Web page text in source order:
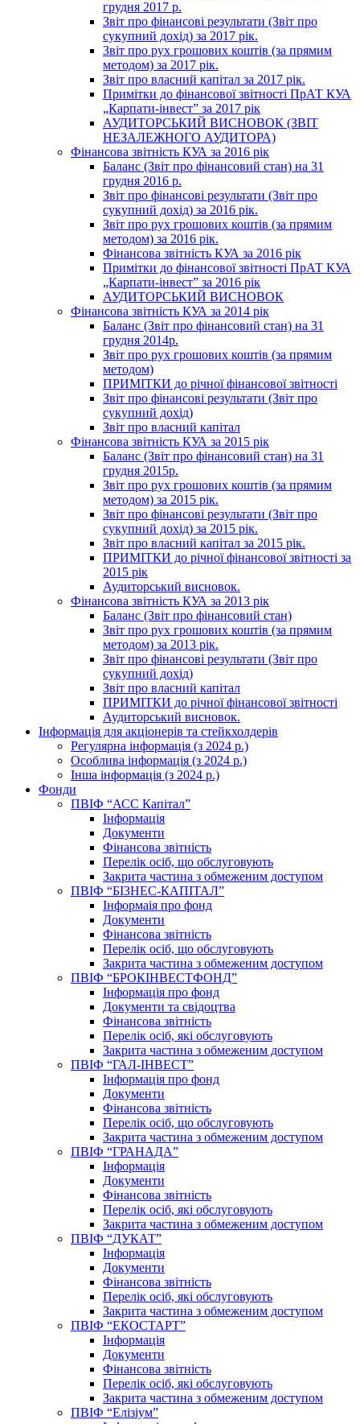
грудня 2017 р.
Звіт про фінансові результати (Звіт про
сукупний дохід) за 2017 рік.
Звіт про рух грошових коштів (за прямим
методом) за 2017 рік.
Звіт про власний капітал за 2017 рік.
Примітки до фінансової звітності ПрАТ КУА
„Карпати-інвест” за 2017 рік
АУДИТОРСЬКИЙ ВИСНОВОК (ЗВІТ
НЕЗАЛЕЖНОГО АУДИТОРА)
Фінансова звітність КУА за 2016 рік
Баланс (Звіт про фінансовий стан) на 31
грудня 2016 р.
Звіт про фінансові результати (Звіт про
сукупний дохід) за 2016 рік.
Звіт про рух грошових коштів (за прямим
методом) за 2016 рік.
Фінансова звітність КУА за 2016 рік
Примітки до фінансової звітності ПрАТ КУА
„Карпати-інвест” за 2016 рік
АУДИТОРСЬКИЙ ВИСНОВОК
Фінансова звітність КУА за 2014 рік
Баланс (Звіт про фінансовий стан) на 31
грудня 2014р.
Звіт про рух грошових коштів (за прямим
методом)
ПРИМІТКИ до річної фінансової звітності
Звіт про фінансові результати (Звіт про
сукупний дохід)
Звіт про власний капітал
Фінансова звітність КУА за 2015 рік
Баланс (Звіт про фінансовий стан) на 31
грудня 2015р.
Звіт про рух грошових коштів (за прямим
методом) за 2015 рік.
Звіт про фінансові результати (Звіт про
сукупний дохід) за 2015 рік.
Звіт про власний капітал за 2015 рік.
ПРИМІТКИ до річної фінансової звітності за
2015 рік
Аудиторський висновок.
Фінансова звітність КУА за 2013 рік
Баланс (Звіт про фінансовий стан)
Звіт про рух грошових коштів (за прямим
методом) за 2013 рік.
Звіт про фінансові результати (Звіт про
сукупний дохід)
Звіт про власний капітал
ПРИМІТКИ до річної фінансової звітності
Аудиторський висновок.
Інформація для акціонерів та стейкхолдерів
Регулярна інформація (з 2024 р.)
Особлива інформація (з 2024 р.)
Інша інформація (з 2024 р.)
Фонди
ПВІФ “АСС Капітал”
Інформація
Документи
Фінансова звітність
Перелік осіб, що обслуговують
Закрита частина з обмеженим доступом
ПВІФ “БІЗНЕС-КАПІТАЛ”
Інформаія про фонд
Документи
Фінансова звітність
Перелік осіб, що обслуговують
Закрита частина з обмеженим доступом
ПВІФ “БРОКІНВЕСТФОНД”
Інформація про фонд
Документи та свідоцтва
Фінансова звітність
Перелік осіб, які обслуговують
Закрита частина з обмеженим доступом
ПВІФ “ГАЛ-ІНВЕСТ”
Інформація про фонд
Документи
Фінансова звітність
Перелік осіб, що обслуговують
Закрита частина з обмеженим доступом
ПВІФ “ГРАНАДА”
Інформація
Документи
Фінансова звітність
Перелік осіб, які обслуговують
Закрита частина з обмеженим доступом
ПВІФ “ДУКАТ”
Інформація
Документи
Фінансова звітність
Перелік осіб, які обслуговують
Закрита частина з обмеженим доступом
ПВІФ “ЕКОСТАРТ”
Інформація
Документи
Фінансова звітність
Перелік осіб, які обслуговують
Закрита частина з обмеженим доступом
ПВІФ “Елізіум”